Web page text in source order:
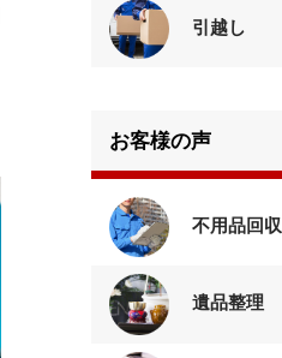
引越し
お客様の声
不用品回収
遺品整理